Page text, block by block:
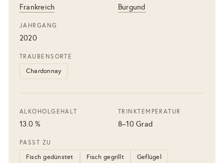
Frankreich Burgund
JAHRGANG
2020
TRAUBENSORTE
Chardonnay
ALKOHOLGEHALT
13.0 %
TRINKTEMPERATUR
8–10 Grad
PASST ZU
Fisch gedünstet Fisch gegrillt Geflügel